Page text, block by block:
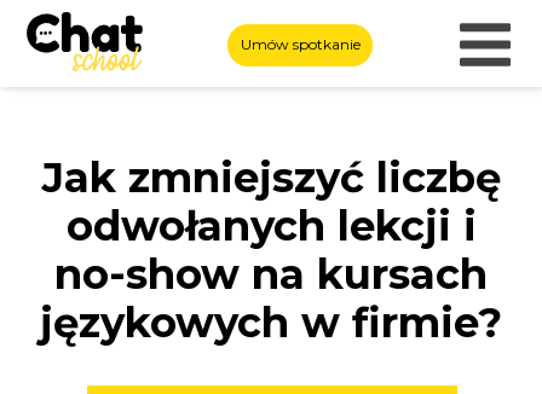
Umów spotkanie
Jak zmniejszyć liczbę
odwołanych lekcji i
no-show na kursach
językowych w firmie?